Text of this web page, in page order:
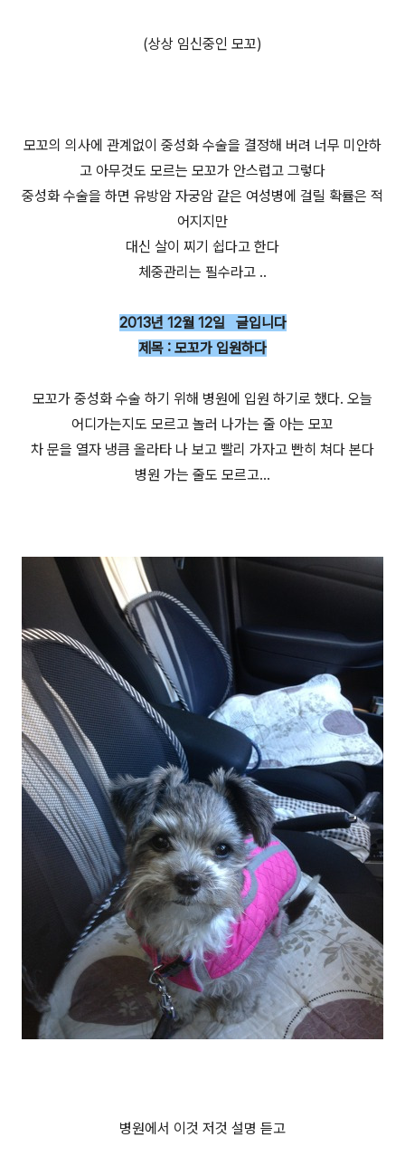
(상상 임신중인 모꼬)
모꼬의 의사에 관계없이 중성화 수술을 결정해 버려 너무 미안하
고 아무것도 모르는 모꼬가 안스럽고 그렇다
중성화 수술을 하면 유방암 자궁암 같은 여성병에 걸릴 확률은 적
어지지만
대신 살이 찌기 쉽다고 한다
체중관리는 필수라고 ..
2013년 12월 12일 글입니다
제목 : 모꼬가 입원하다
모꼬가 중성화 수술 하기 위해 병원에 입원 하기로 했다. 오늘
어디가는지도 모르고 놀러 나가는 줄 아는 모꼬
차 문을 열자 냉큼 올라타 나 보고 빨리 가자고 빤히 쳐다 본다
병원 가는 줄도 모르고...
병원에서 이것 저것 설명 듣고